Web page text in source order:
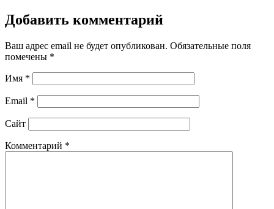
Добавить комментарий
Ваш адрес email не будет опубликован. Обязательные поля
помечены *
Имя *
Email *
Сайт
Комментарий *